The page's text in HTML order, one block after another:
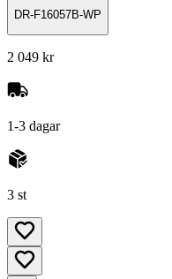
DR-F16057B-WP
2 049 kr
1-3 dagar
3 st